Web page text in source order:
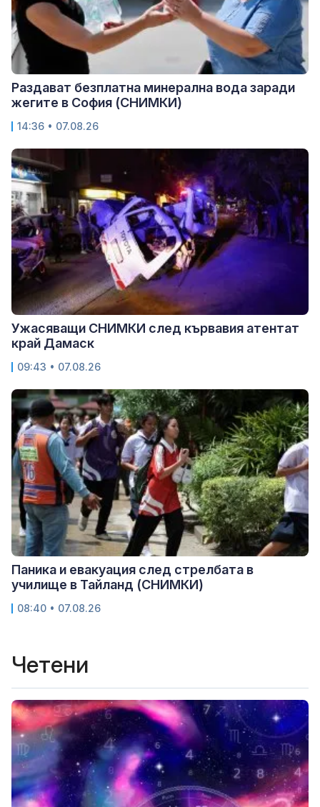
Раздават безплатна минерална вода заради
жегите в София (СНИМКИ)
14:36 • 07.08.26
Ужасяващи СНИМКИ след кървавия атентат
край Дамаск
09:43 • 07.08.26
Паника и евакуация след стрелбата в
училище в Тайланд (СНИМКИ)
08:40 • 07.08.26
Четени